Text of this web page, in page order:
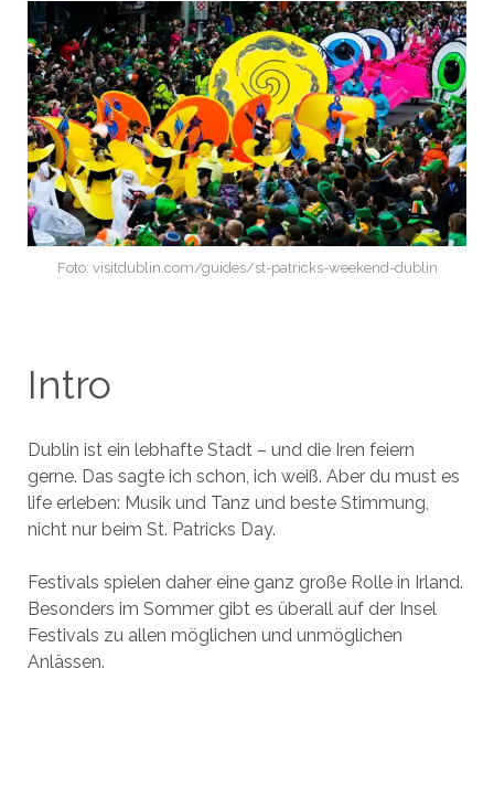
Foto: visitdublin.com/guides/st-patricks-weekend-dublin
Intro
Dublin ist ein lebhafte Stadt – und die Iren feiern
gerne. Das sagte ich schon, ich weiß. Aber du must es
life erleben: Musik und Tanz und beste Stimmung,
nicht nur beim St. Patricks Day.
Festivals spielen daher eine ganz große Rolle in Irland.
Besonders im Sommer gibt es überall auf der Insel
Festivals zu allen möglichen und unmöglichen
Anlässen.